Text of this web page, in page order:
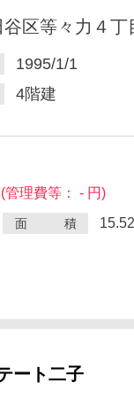
区等々力４丁
1995/1/1
4階建
(管理費等： - 円)
面 積
ート二子